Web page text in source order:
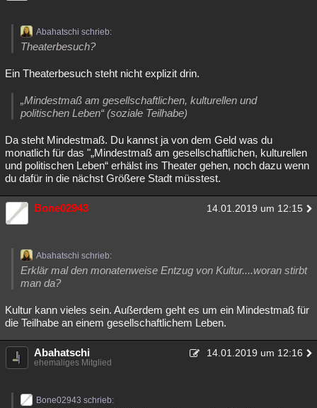
Abahatschi schrieb:
Theaterbesuch?
Ein Theaterbesuch steht nicht explizit drin.
„Mindestmaß am gesellschaftlichen, kulturellen und
politischen Leben“ (soziale Teilhabe)
Da steht Mindestmaß. Du kannst ja von dem Geld was du
monatlich für das "„Mindestmaß am gesellschaftlichen, kulturellen
und politischen Leben“ erhälst ins Theater gehen, noch dazu wenn
du dafür in die nächst Größere Stadt müsstest.
Bone02943 14.01.2019 um 12:15
Abahatschi schrieb:
Erklär mal den monatenweise Entzug von Kultur....woran stirbt
man da?
Kultur kann vieles sein. Außerdem geht es um ein Mindestmaß für
die Teilhabe an einem gesellschaftlichem Leben.
Abahatschi 14.01.2019 um 12:16
ehemaliges Mitglied
Bone02943 schrieb: